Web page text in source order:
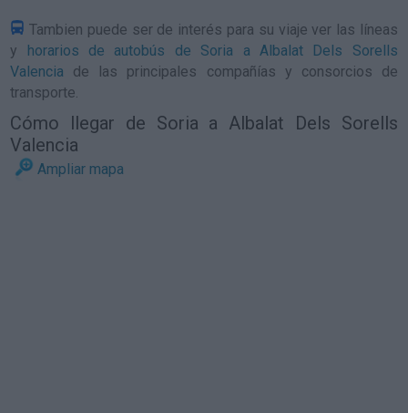
Tambien puede ser de interés para su viaje ver las líneas
y horarios de autobús de Soria a Albalat Dels Sorells
Valencia de las principales compañías y consorcios de
transporte.
Cómo llegar de Soria a Albalat Dels Sorells
Valencia
Ampliar mapa